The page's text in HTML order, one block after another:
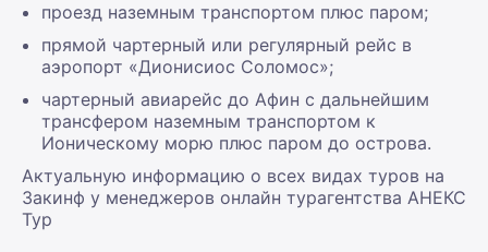
проезд наземным транспортом плюс паром;
прямой чартерный или регулярный рейс в
аэропорт «Дионисиос Соломос»;
чартерный авиарейс до Афин с дальнейшим
трансфером наземным транспортом к
Ионическому морю плюс паром до острова.
Актуальную информацию о всех видах туров на
Закинф у менеджеров онлайн турагентства АНЕКС
Тур